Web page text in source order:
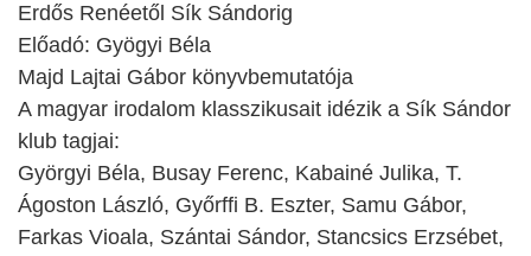
Erdős Renéetől Sík Sándorig
Előadó: Gyögyi Béla
Majd Lajtai Gábor könyvbemutatója
A magyar irodalom klasszikusait idézik a Sík Sándor
klub tagjai:
Györgyi Béla, Busay Ferenc, Kabainé Julika, T.
Ágoston László, Győrffi B. Eszter, Samu Gábor,
Farkas Vioala, Szántai Sándor, Stancsics Erzsébet,